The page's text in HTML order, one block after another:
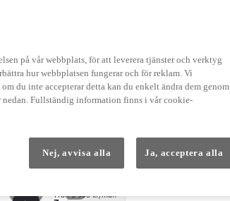
Från 3 958 kr/mån
på vår webbplats, för att leverera tjänster och verktyg
hur webbplatsen fungerar och för reklam. Vi
du inte accepterar detta kan du enkelt ändra dem genom
Fullständig information finns i vår cookie-
Nej, avvisa alla Ja, acceptera alla